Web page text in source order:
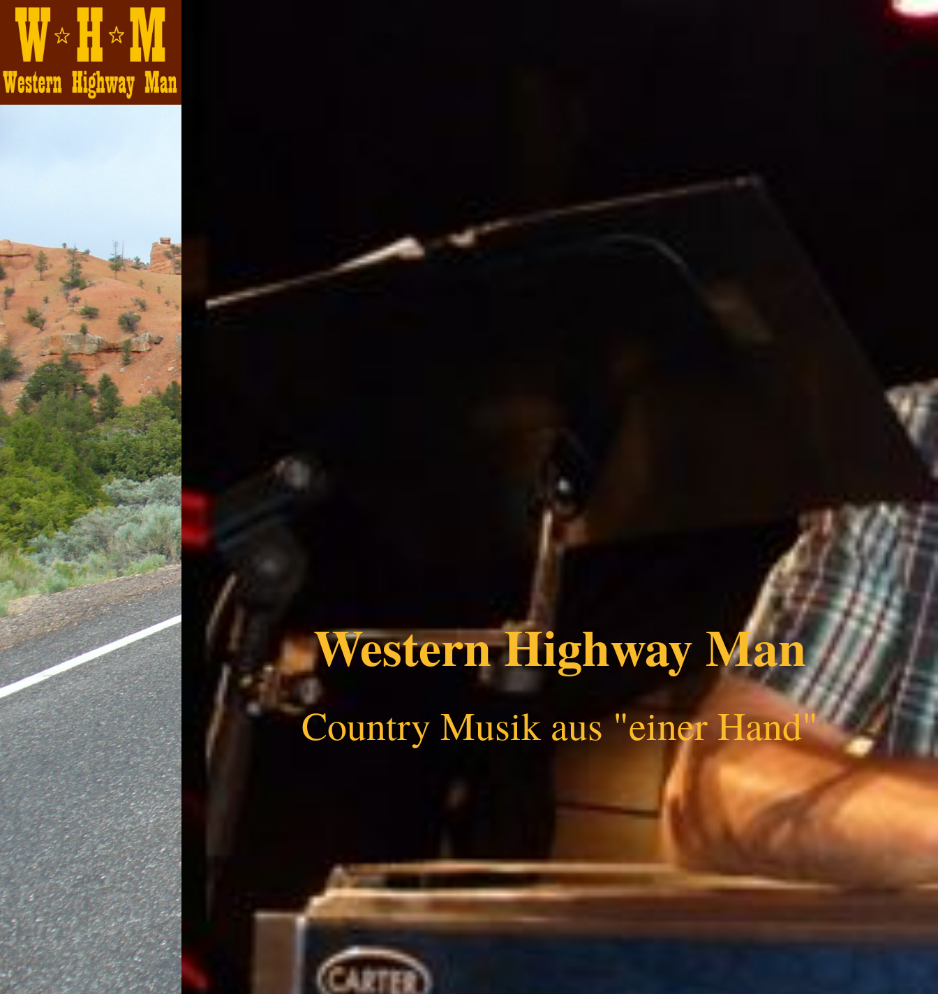
Western Highway Man
Country Musik aus "einer Hand"